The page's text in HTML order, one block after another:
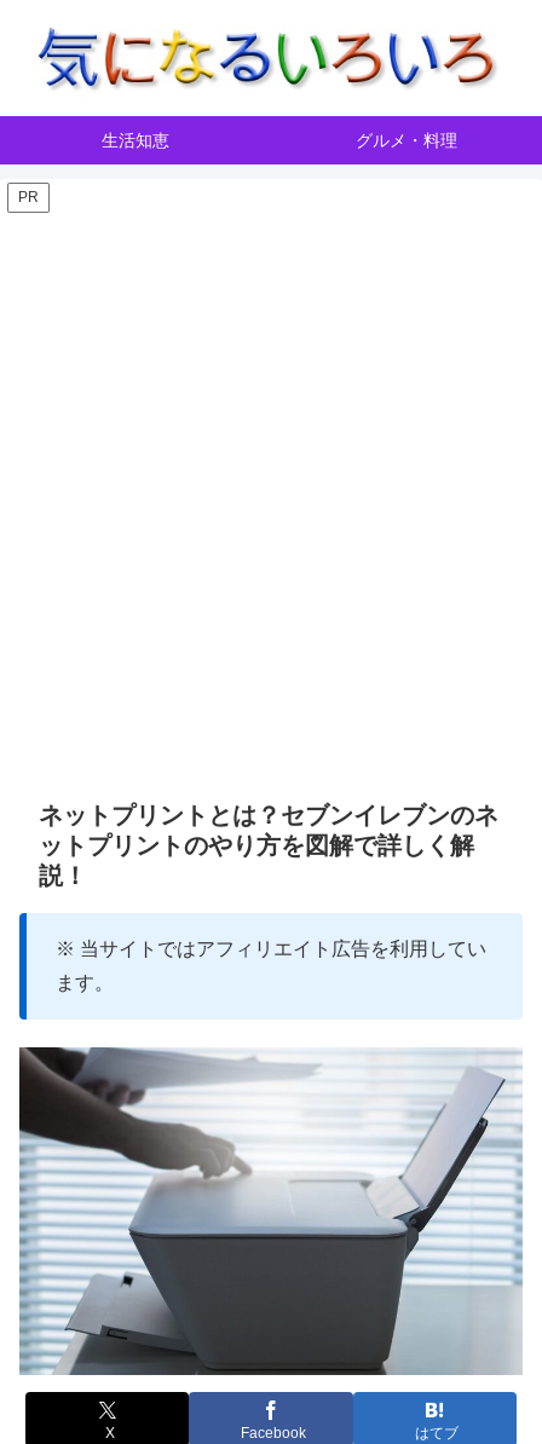
生活知恵 グルメ・料理
PR
ネットプリントとは？セブンイレブンのネ
ットプリントのやり方を図解で詳しく解
説！
※ 当サイトではアフィリエイト広告を利用してい
ます。
X Facebook はてブ